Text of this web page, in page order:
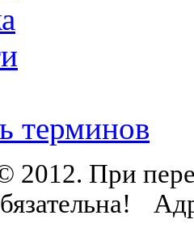
терминов
При